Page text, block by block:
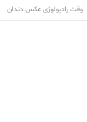
وقت رادیولوژی عکس دندان